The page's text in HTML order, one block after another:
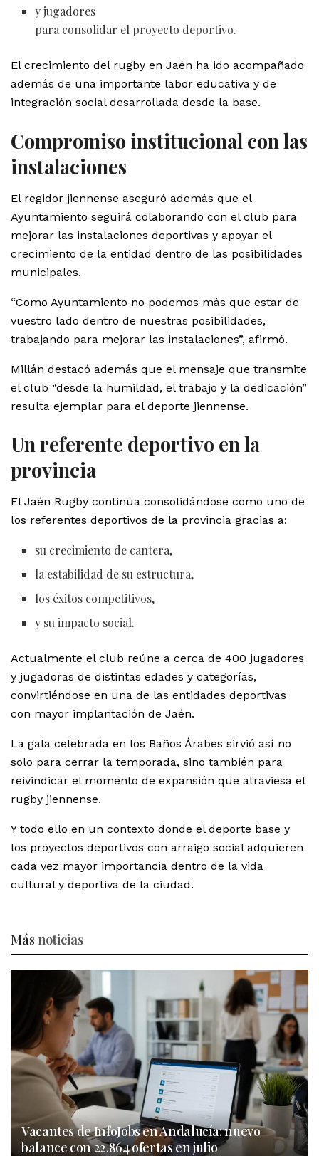
y jugadores
para consolidar el proyecto deportivo.
El crecimiento del rugby en Jaén ha ido acompañado
además de una importante labor educativa y de
integración social desarrollada desde la base.
Compromiso institucional con las
instalaciones
El regidor jiennense aseguró además que el
Ayuntamiento seguirá colaborando con el club para
mejorar las instalaciones deportivas y apoyar el
crecimiento de la entidad dentro de las posibilidades
municipales.
“Como Ayuntamiento no podemos más que estar de
vuestro lado dentro de nuestras posibilidades,
trabajando para mejorar las instalaciones”, afirmó.
Millán destacó además que el mensaje que transmite
el club “desde la humildad, el trabajo y la dedicación”
resulta ejemplar para el deporte jiennense.
Un referente deportivo en la
provincia
El Jaén Rugby continúa consolidándose como uno de
los referentes deportivos de la provincia gracias a:
su crecimiento de cantera,
la estabilidad de su estructura,
los éxitos competitivos,
y su impacto social.
Actualmente el club reúne a cerca de 400 jugadores
y jugadoras de distintas edades y categorías,
convirtiéndose en una de las entidades deportivas
con mayor implantación de Jaén.
La gala celebrada en los Baños Árabes sirvió así no
solo para cerrar la temporada, sino también para
reivindicar el momento de expansión que atraviesa el
rugby jiennense.
Y todo ello en un contexto donde el deporte base y
los proyectos deportivos con arraigo social adquieren
cada vez mayor importancia dentro de la vida
cultural y deportiva de la ciudad.
Más noticias
Vacantes de InfoJobs en Andalucía: nuevo
balance con 22.864 ofertas en julio